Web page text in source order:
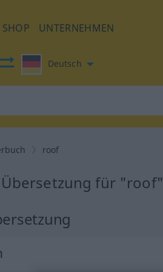
SHOP UNTERNEHMEN
Deutsch
roof
für "roof"